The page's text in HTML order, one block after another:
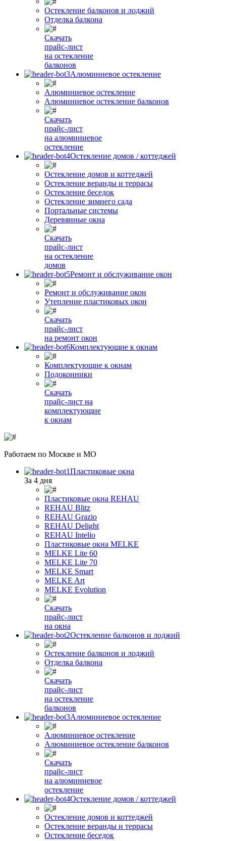
Остекление балконов и лоджий
Отделка балкона
Скачать
прайс-лист
на остекление
балконов
Алюминиевое остекление
Алюминиевое остекление
Алюминиевое остекление балконов
Скачать
прайс-лист
на алюминиевое
остекление
Остекление домов / коттеджей
Остекление домов и коттеджей
Остекление веранды и террасы
Остекление беседок
Остекление зимнего сада
Портальные системы
Деревянные окна
Скачать
прайс-лист
на остекление
домов
Ремонт и обслуживание окон
Ремонт и обслуживание окон
Утепление пластиковых окон
Скачать
прайс-лист
на ремонт окон
Комплектующие к окнам
Комплектующие к окнам
Подоконники
Скачать
прайс-лист на
комплектующие
к окнам
Работаем по Москве и МО
Пластиковые окна
За 4 дня
Пластиковые окна REHAU
REHAU Blitz
REHAU Grazio
REHAU Delight
REHAU Intelio
Пластиковые окна MELKE
MELKE Lite 60
MELKE Lite 70
MELKE Smart
MELKE Art
MELKE Evolution
Скачать
прайс-лист
на окна
Остекление балконов и лоджий
Остекление балконов и лоджий
Отделка балкона
Скачать
прайс-лист
на остекление
балконов
Алюминиевое остекление
Алюминиевое остекление
Алюминиевое остекление балконов
Скачать
прайс-лист
на алюминиевое
остекление
Остекление домов / коттеджей
Остекление домов и коттеджей
Остекление веранды и террасы
Остекление беседок